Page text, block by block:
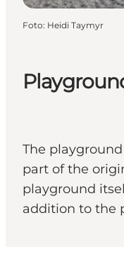
The
part of the
playground
addition to the
Foto: Heidi Taymyr